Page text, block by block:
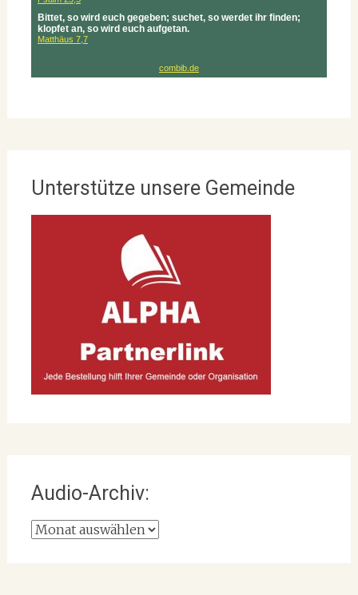
Unterstütze unsere Gemeinde
Audio-Archiv:
Audio-